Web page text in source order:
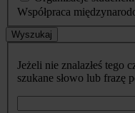
Współpraca
Wyszukaj
Jeżeli nie znalazłeś tego
szukane słowo lub frazę